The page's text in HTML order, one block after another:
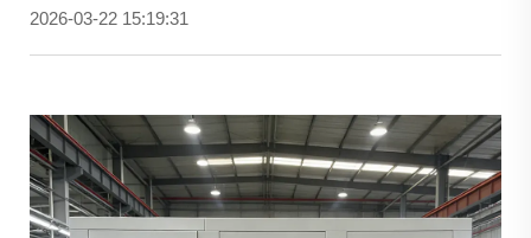
2026-03-22 15:19:31